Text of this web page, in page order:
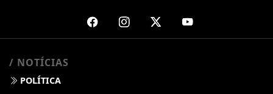
/ NOTÍCIAS
POLÍTICA